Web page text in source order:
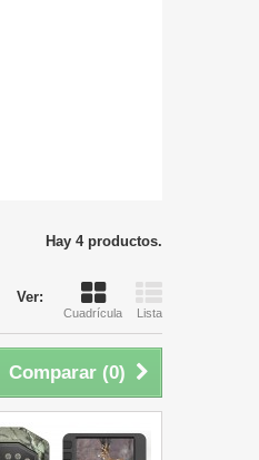
Hay 4 productos.
Ver:
Cuadrícula Lista
Comparar (0)